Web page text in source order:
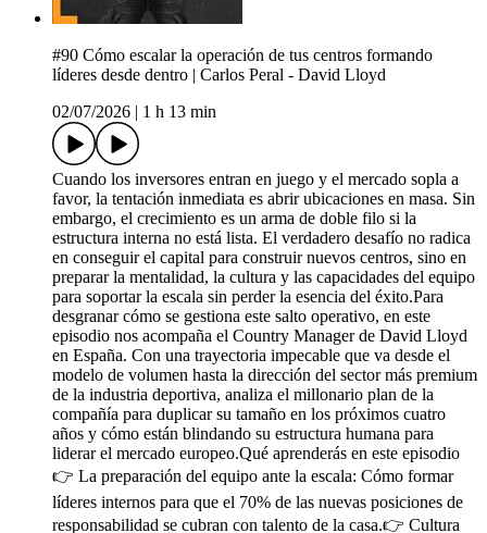
#90 Cómo escalar la operación de tus centros formando
líderes desde dentro | Carlos Peral - David Lloyd
02/07/2026
1 h 13 min
Cuando los inversores entran en juego y el mercado sopla a
favor, la tentación inmediata es abrir ubicaciones en masa. Sin
embargo, el crecimiento es un arma de doble filo si la
estructura interna no está lista. El verdadero desafío no radica
en conseguir el capital para construir nuevos centros, sino en
preparar la mentalidad, la cultura y las capacidades del equipo
para soportar la escala sin perder la esencia del éxito.Para
desgranar cómo se gestiona este salto operativo, en este
episodio nos acompaña el Country Manager de David Lloyd
en España. Con una trayectoria impecable que va desde el
modelo de volumen hasta la dirección del sector más premium
de la industria deportiva, analiza el millonario plan de la
compañía para duplicar su tamaño en los próximos cuatro
años y cómo están blindando su estructura humana para
liderar el mercado europeo.Qué aprenderás en este episodio
👉 La preparación del equipo ante la escala: Cómo formar
líderes internos para que el 70% de las nuevas posiciones de
responsabilidad se cubran con talento de la casa.👉 Cultura